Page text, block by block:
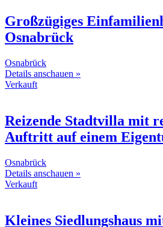
Großzügiges
Osnabrück
Osnabrück
Details anschauen »
Verkauft
Reizende Stadtvilla mit
Auftritt auf einem
Osnabrück
Details anschauen »
Verkauft
Kleines Siedlungshaus